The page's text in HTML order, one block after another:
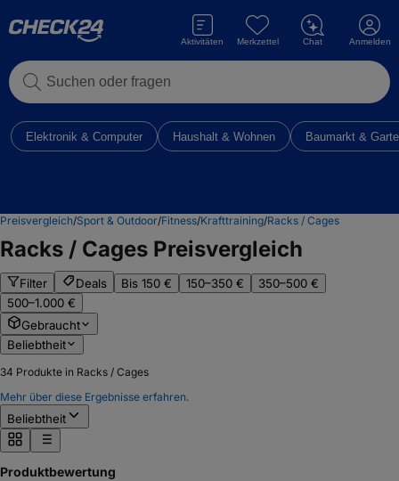
Suchen oder fragen
Aktivitäten Merkzettel Chat Anmelden
Elektronik & Computer Haushalt & Wohnen Baumarkt &
Preisvergleich/Sport & Outdoor/Fitness/Krafttraining/Racks / Cages
Racks / Cages Preisvergleich
Filter Deals Bis 150 € 150–350 €
350–500 €
500–1.000 €
Gebraucht
Beliebtheit
34 Produkte in Racks / Cages
Mehr über diese Ergebnisse erfahren.
Beliebtheit
Produktbewertung